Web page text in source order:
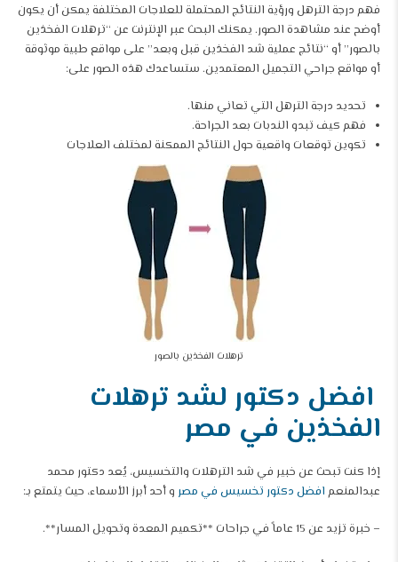
فهم درجة الترهل ورؤية النتائج المحتملة للعلاجات المختلفة يمكن أن يكون
أوضح عند مشاهدة الصور. يمكنك البحث عبر الإنترنت عن “ترهلات الفخذين
بالصور” أو “نتائج عملية شد الفخذين قبل وبعد” على مواقع طبية موثوقة
أو مواقع جراحي التجميل المعتمدين. ستساعدك هذه الصور على:
تحديد درجة الترهل التي تعاني منها.
فهم كيف تبدو الندبات بعد الجراحة.
تكوين توقعات واقعية حول النتائج الممكنة لمختلف العلاجات
ترهلات الفخذين بالصور
افضل دكتور لشد ترهلات
الفخذين في مصر
إذا كنت تبحث عن خبير في شد الترهلات والتخسيس، يُعد دكتور محمد
عبدالمنعم افضل دكتور تخسيس في مصر و أحد أبرز الأسماء، حيث يتمتع بـ:
– خبرة تزيد عن 15 عاماً في جراحات **تكميم المعدة وتحويل المسار**.